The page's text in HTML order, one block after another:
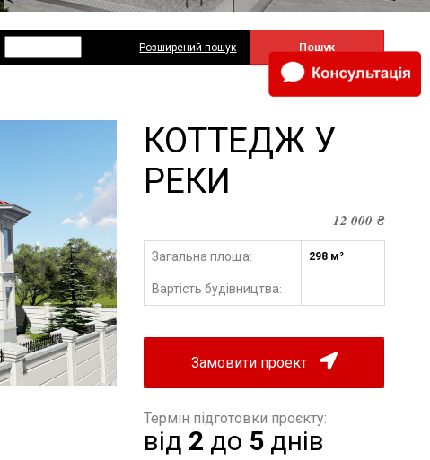
Пошук
Розширений пошук
КОТТЕДЖ У
РЕКИ
12 000₴
Загальна площа: 298 м²
Вартість будівництва:
Замовити проект
Термін підготовки проєкту:
від 2 до 5 днів